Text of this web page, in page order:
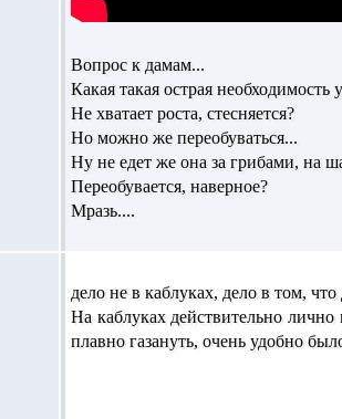
Вопрос к дамам...
Какая такая острая
Не хватает роста, стесняется?
Но можно же переобуваться...
Ну не едет же она за грибами,
Переобувается, наверное?
Мразь....
дело не в каблуках, дело в том,
На каблуках действительно
плавно газануть, очень удобно